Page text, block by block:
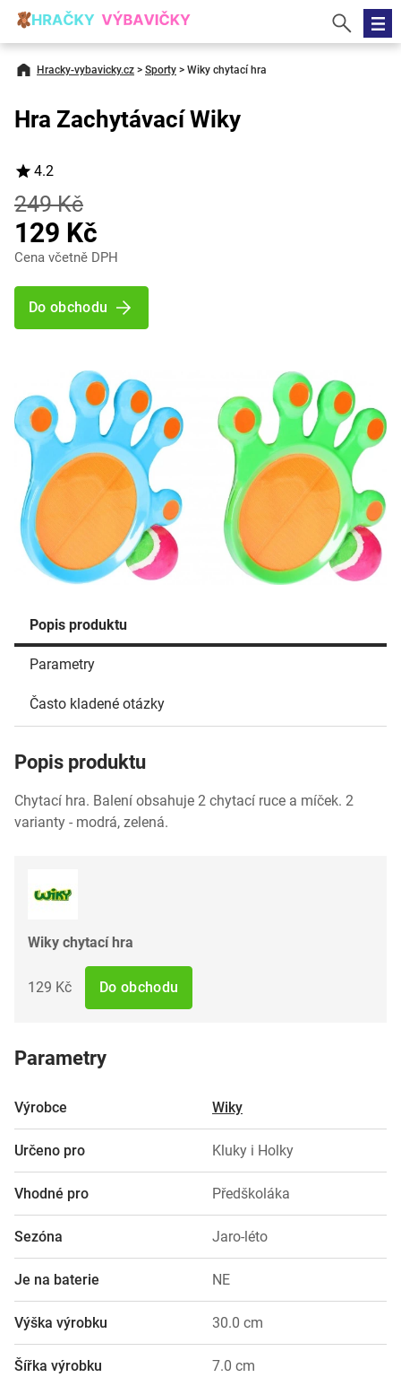
Hracky-vybavicky.cz > Sporty > Wiky chytací hra
Popis produktu
Parametry
Často kladené otázky
Popis produktu
Chytací hra. Balení obsahuje 2 chytací ruce a míček. 2
varianty - modrá, zelená.
Wiky chytací hra
129 Kč Do obchodu
Parametry
Výrobce Wiky
Určeno pro Kluky i Holky
Vhodné pro Předškoláka
Sezóna Jaro-léto
Je na baterie NE
Výška výrobku 30.0 cm
Šířka výrobku 7.0 cm
Hra Zachytávací Wiky
4.2
249 Kč
129 Kč
Cena včetně DPH
Do obchodu